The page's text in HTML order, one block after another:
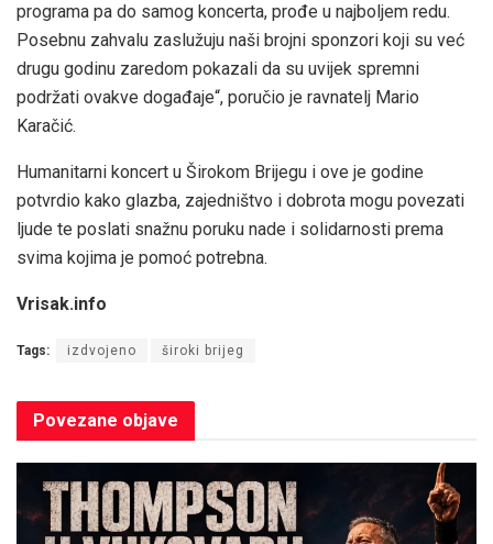
programa pa do samog koncerta, prođe u najboljem redu.
Posebnu zahvalu zaslužuju naši brojni sponzori koji su već
drugu godinu zaredom pokazali da su uvijek spremni
podržati ovakve događaje“, poručio je ravnatelj Mario
Karačić.
Humanitarni koncert u Širokom Brijegu i ove je godine
potvrdio kako glazba, zajedništvo i dobrota mogu povezati
ljude te poslati snažnu poruku nade i solidarnosti prema
svima kojima je pomoć potrebna.
Vrisak.info
Tags: izdvojeno široki brijeg
Povezane objave